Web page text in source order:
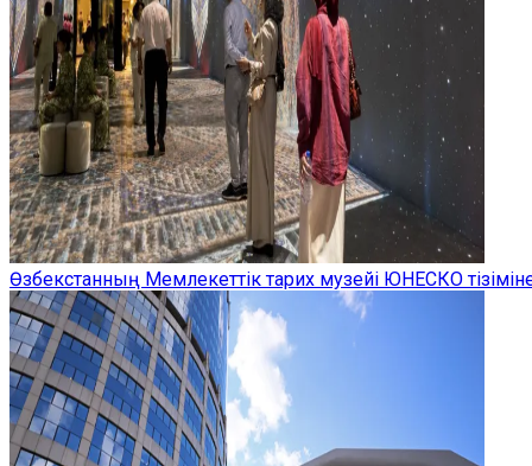
Өзбекстанның Мемлекеттік тарих музейі ЮНЕСКО